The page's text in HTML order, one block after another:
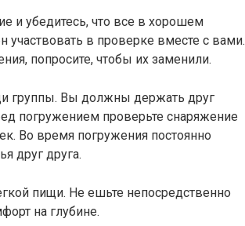
и убедитесь, что все в хорошем
участвовать в проверке вместе с вами.
попросите, чтобы их заменили.
группы. Вы должны держать друг
погружением проверьте снаряжение
Во время погружения постоянно
друг друга.
пищи. Не ешьте непосредственно
на глубине.